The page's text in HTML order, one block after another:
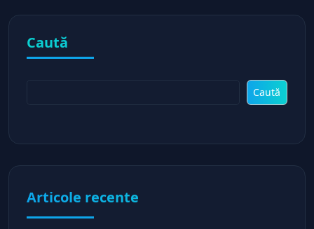
Caută
Caută
Articole recente